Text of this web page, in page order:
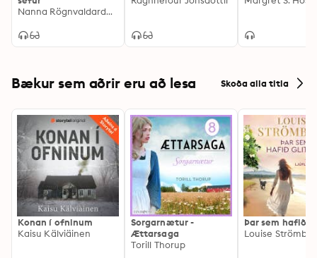
Nanna Rögnvaldardóttir
Bækur sem aðrir eru að lesa Skoða alla titla
Konan í ofninum
Kaisu Kälviäinen
Sorgarnætur -
Ættarsaga
Torill Thorup
Þar sem hafið
Louise